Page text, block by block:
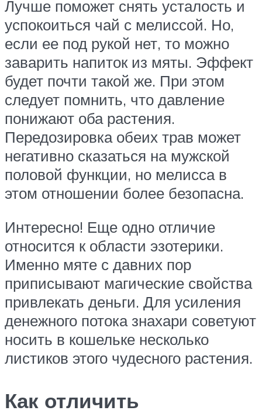
Лучше поможет снять усталость и
успокоиться чай с мелиссой. Но,
если ее под рукой нет, то можно
заварить напиток из мяты. Эффект
будет почти такой же. При этом
следует помнить, что давление
понижают оба растения.
Передозировка обеих трав может
негативно сказаться на мужской
половой функции, но мелисса в
этом отношении более безопасна.
Интересно! Еще одно отличие
относится к области эзотерики.
Именно мяте с давних пор
приписывают магические свойства
привлекать деньги. Для усиления
денежного потока знахари советуют
носить в кошельке несколько
листиков этого чудесного растения.
Как отличить